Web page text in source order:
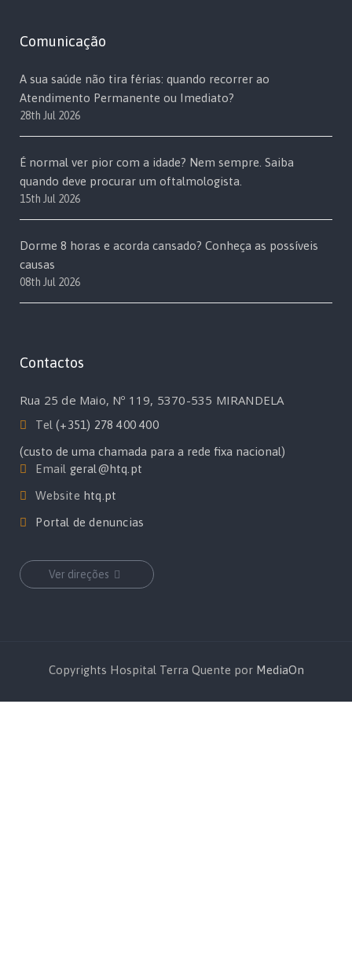
Comunicação
A sua saúde não tira férias: quando recorrer ao
Atendimento Permanente ou Imediato?
28th Jul 2026
É normal ver pior com a idade? Nem sempre. Saiba
quando deve procurar um oftalmologista.
15th Jul 2026
Dorme 8 horas e acorda cansado? Conheça as possíveis
causas
08th Jul 2026
Contactos
Rua 25 de Maio, Nº 119, 5370-535 MIRANDELA
Tel(+351) 278 400 400
(custo de uma chamada para a rede fixa nacional)
Email geral@htq.pt
Website htq.pt
Portal de denuncias
Ver direções
Copyrights Hospital Terra Quente por MediaOn